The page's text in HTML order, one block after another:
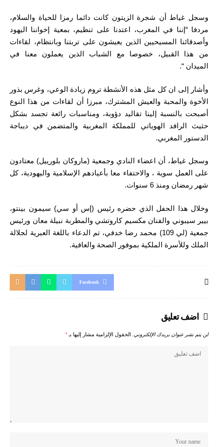
وسجل غياط أن شجرة الزيتون كانت دائما رمزا للحياة والسلام،
مردفا “إننا في المغرب، اعتدنا على تنظيم، بمعية إخواننا اليهود
وأصدقائنا المسيحيين الذين يعيشون على تربتنا وبانتظام، لقاءات
من هذا القبيل، خصوصا مع الشباب الذين يعملون معنا في
الميدان “.
وأشار إلى ان كل مثل هذه الأنشطة تروم زيادة الوعي، وغرس بذور
الأخوة والمحبة والعيش المشترك، مبرزا أن لقاءات من هذا النوع
أصبحت بالنسبة إلينا تقاليد دؤوبة، ومناسبات رائعة تجسد بشكل
حثيث الرافد الهوياتي للمملكة المغربية والمتضمن في ديباجة
الدستور المغربي.
وسجل غياط، أن اعضاء النادي وجمعية (ماروكان بلورييل) معتادون
على العمل سوية ، والاحتفاء معا بأعيادهم الإسلامية واليهودية، كل
شهر رمضان ومنذ 6 سنوات.
وخلال هذا الحفل الذي حضره رئيس (إس أو سي) سيمون بينتو،
بيير سيبوني والفنان مكسيم كاروتشي والمطربة نبيلة معان ورئيس
جمعية (لي 109) محمد رضا خدفي، تم الدعاء باللغة العبرية لجلالة
الملك وللأسرة الملكية بموفور الصحة والعافية.
Facebook
اضف تعليق
لن يتم نشر عنوان بريدك الإلكتروني. الحقول الإلزامية مشار إليها بـ *